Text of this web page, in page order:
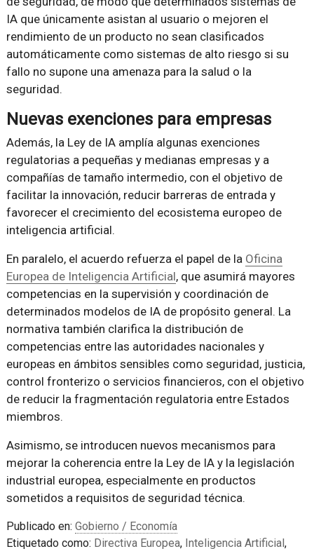
IA que únicamente asistan al usuario o mejoren el
rendimiento de un producto no sean clasificados
automáticamente como sistemas de alto riesgo si su
fallo no supone una amenaza para la salud o la
seguridad.
Nuevas exenciones para empresas
Además, la Ley de IA amplía algunas exenciones
regulatorias a pequeñas y medianas empresas y a
compañías de tamaño intermedio, con el objetivo de
facilitar la innovación, reducir barreras de entrada y
favorecer el crecimiento del ecosistema europeo de
inteligencia artificial.
En paralelo, el acuerdo refuerza el papel de la Oficina
Europea de Inteligencia Artificial, que asumirá mayores
competencias en la supervisión y coordinación de
determinados modelos de IA de propósito general. La
normativa también clarifica la distribución de
competencias entre las autoridades nacionales y
europeas en ámbitos sensibles como seguridad, justicia,
control fronterizo o servicios financieros, con el objetivo
de reducir la fragmentación regulatoria entre Estados
miembros.
Asimismo, se introducen nuevos mecanismos para
mejorar la coherencia entre la Ley de IA y la legislación
industrial europea, especialmente en productos
sometidos a requisitos de seguridad técnica.
Publicado en: Gobierno / Economía
Etiquetado como: Directiva Europea, Inteligencia Artificial,